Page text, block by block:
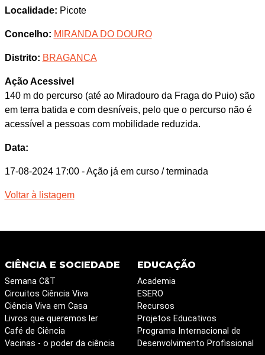
Localidade: Picote
Concelho: MIRANDA DO DOURO
Distrito: BRAGANCA
Ação Acessivel
140 m do percurso (até ao Miradouro da Fraga do Puio) são
em terra batida e com desníveis, pelo que o percurso não é
acessível a pessoas com mobilidade reduzida.
Data:
17-08-2024 17:00 - Ação já em curso / terminada
Voltar à listagem
CIÊNCIA E SOCIEDADE
Semana C&T
Circuitos Ciência Viva
Ciência Viva em Casa
Livros que queremos ler
Café de Ciência
Vacinas - o poder da ciência
EDUCAÇÃO
Academia
ESERO
Recursos
Projetos Educativos
Programa Internacional de
Desenvolvimento Profissional